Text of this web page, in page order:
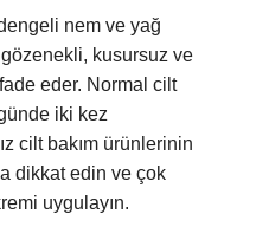
nem ve yağ
kusursuz ve
eder. Normal cilt
iki kez
cilt bakım ürünlerinin
dikkat edin ve çok
uygulayın.